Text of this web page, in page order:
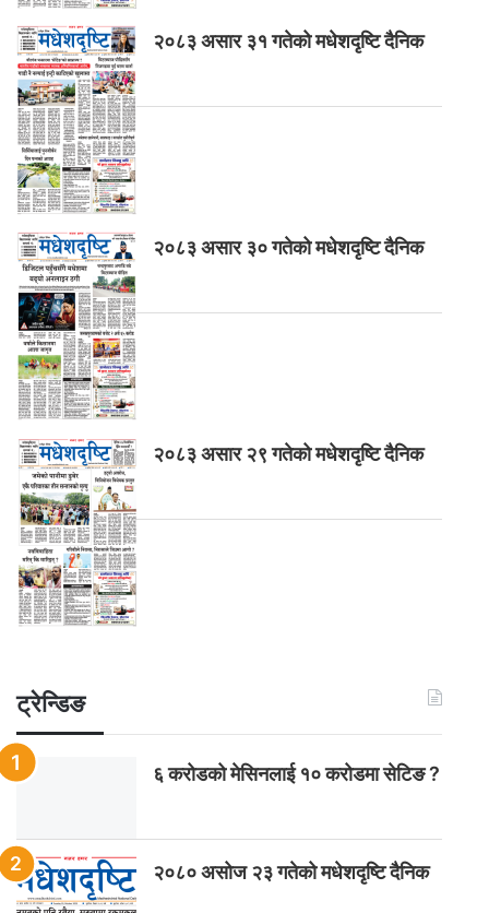
२०८३ असार ३१ गतेको मधेशदृष्टि दैनिक
२०८३ असार ३० गतेको मधेशदृष्टि दैनिक
२०८३ असार २९ गतेको मधेशदृष्टि दैनिक
ट्रेन्डिङ
६ करोडको मेसिनलाई १० करोडमा सेटिङ ?
२०८० असोज २३ गतेको मधेशदृष्टि दैनिक